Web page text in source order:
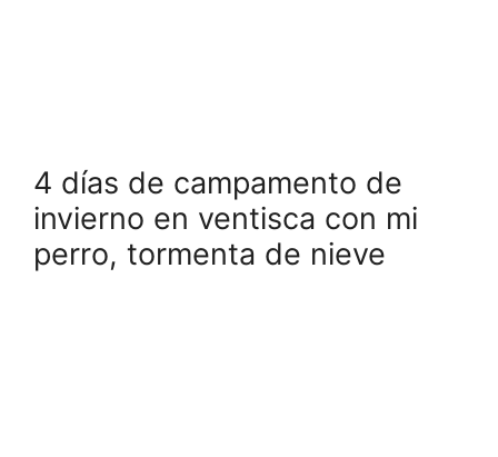
4 días de campamento de
invierno en ventisca con mi
perro, tormenta de nieve